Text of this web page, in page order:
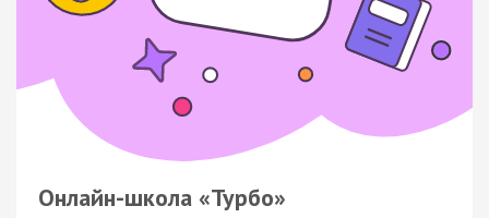
Онлайн-школа «Турбо»